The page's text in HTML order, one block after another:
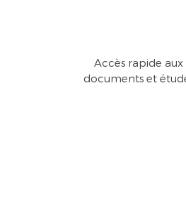
Accès rapide aux
documents et